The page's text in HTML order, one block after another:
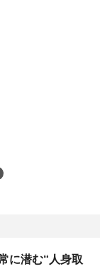
に潜む“人身取